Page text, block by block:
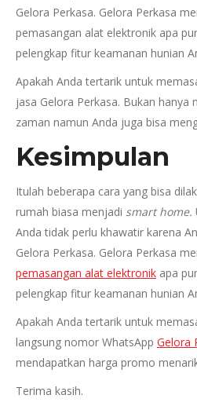
Gelora Perkasa. Gelora Perkasa
pemasangan alat elektronik apa
pelengkap fitur keamanan hunian
Apakah Anda tertarik untuk
jasa Gelora Perkasa. Bukan hanya
zaman namun Anda juga bisa
Kesimpulan
Itulah beberapa cara yang bisa
rumah biasa menjadi smart home.
Anda tidak perlu khawatir karena
Gelora Perkasa. Gelora Perkasa
pemasangan alat elektronik apa
pelengkap fitur keamanan hunian
Apakah Anda tertarik untuk
langsung nomor WhatsApp Gelora
mendapatkan harga promo
Terima kasih.